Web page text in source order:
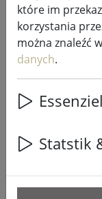
LED
230V czarny
które im
korzystania
można znaleźć
danych.
Statstik